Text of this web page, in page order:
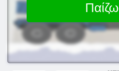
Παίζω